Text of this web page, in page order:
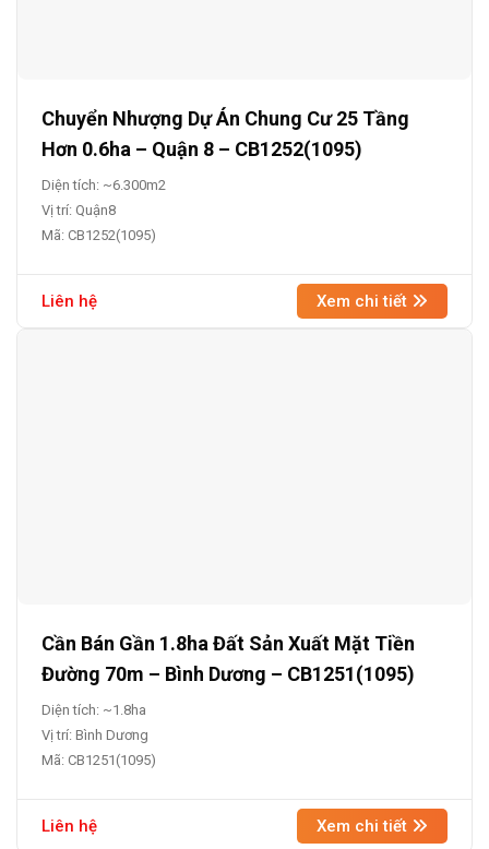
Chuyển Nhượng Dự Án Chung Cư 25 Tầng
Hơn 0.6ha – Quận 8 – CB1252(1095)
Diện tích: ~6.300m2
Vị trí: Quận8
Mã: CB1252(1095)
Liên hệ Xem chi tiết
Cần Bán Gần 1.8ha Đất Sản Xuất Mặt Tiền
Đường 70m – Bình Dương – CB1251(1095)
Diện tích: ~1.8ha
Vị trí: Bình Dương
Mã: CB1251(1095)
Liên hệ Xem chi tiết